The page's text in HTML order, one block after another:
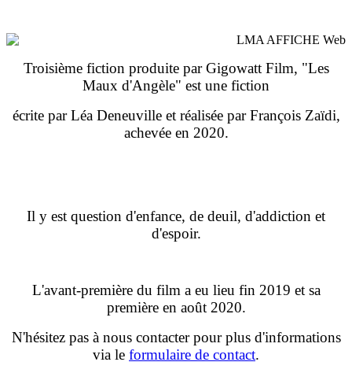
Troisième fiction produite par Gigowatt Film, "Les
Maux d'Angèle" est une fiction
écrite par Léa Deneuville et réalisée par François Zaïdi,
achevée en 2020.
Il y est question d'enfance, de deuil, d'addiction et
d'espoir.
L'avant-première du film a eu lieu fin 2019 et sa
première en août 2020.
N'hésitez pas à nous contacter pour plus d'informations
via le formulaire de contact.